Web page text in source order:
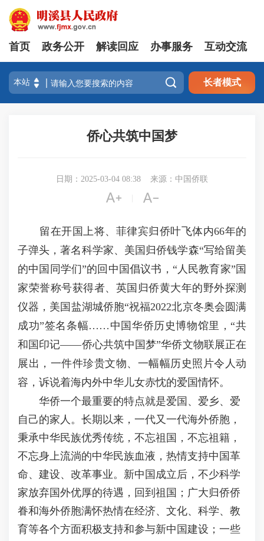
首页 政务公开 解读回应 办事服务 互动交流
 长者模式
侨心共筑中国梦
日期：2025-03-04 08:38 来源：中国侨联
 
留在开国上将、菲律宾归侨叶飞体内66年的
子弹头，著名科学家、美国归侨钱学森“写给留美
的中国同学们”的回中国倡议书，“人民教育家”国
家荣誉称号获得者、英国归侨黄大年的野外探测
仪器，美国盐湖城侨胞“祝福2022北京冬奥会圆满
成功”签名条幅……中国华侨历史博物馆里，“共
和国印记——侨心共筑中国梦”华侨文物联展正在
展出，一件件珍贵文物、一幅幅历史照片令人动
容，诉说着海内外中华儿女赤忱的爱国情怀。
华侨一个最重要的特点就是爱国、爱乡、爱
自己的家人。长期以来，一代又一代海外侨胞，
秉承中华民族优秀传统，不忘祖国，不忘祖籍，
不忘身上流淌的中华民族血液，热情支持中国革
命、建设、改革事业。新中国成立后，不少科学
家放弃国外优厚的待遇，回到祖国；广大归侨侨
眷和海外侨胞满怀热情在经济、文化、科学、教
育等各个方面积极支持和参与新中国建设；一些